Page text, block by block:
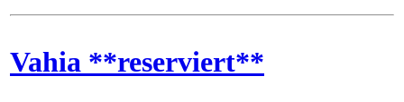
Vahia **reserviert**